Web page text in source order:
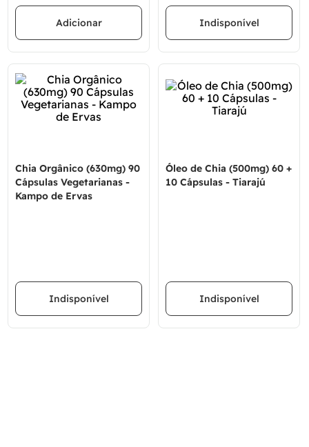
Adicionar Indisponível
Chia Orgânico (630mg) 90
Cápsulas Vegetarianas -
Kampo de Ervas
Indisponível
Óleo de Chia (500mg) 60 +
10 Cápsulas - Tiarajú
Indisponível